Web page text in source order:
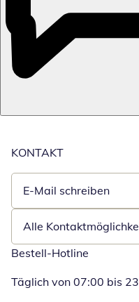
KONTAKT
E-Mail schreiben
Öffnet E-Mail-Client
Alle
Bestell-Hotline
Täglich von 07:00 bis